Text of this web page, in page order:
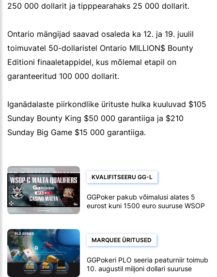
250 000 dollarit ja tipppearahaks 25 000 dollarit.
Ontario mängijad saavad osaleda ka 12. ja 19. juulil
toimuvatel 50-dollaristel Ontario MILLION$ Bounty
Editioni finaaletappidel, kus mõlemal etapil on
garanteeritud 100 000 dollarit.
Iganädalaste piirkondlike ürituste hulka kuuluvad $105
Sunday Bounty King $50 000 garantiiga ja $210
Sunday Big Game $15 000 garantiiga.
KVALIFITSEERU GG-L
GGPoker pakub võimalusi alates 5
eurost kuni 1500 euro suuruse WSOP
MARQUEE ÜRITUSED
GGPokeri PLO seeria peaturniir toimub
10. augustil miljoni dollari suuruse